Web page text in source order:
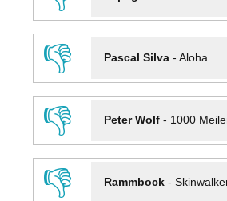
👎
Pascal Silva- Aloha
👎
Peter Wolf- 1000
👎
Rammbock-